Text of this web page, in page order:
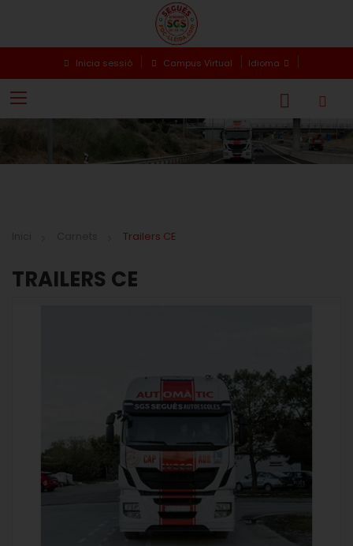
Inicia sessió Campus Virtual Idioma
Trailers CE
TRAILERS CE